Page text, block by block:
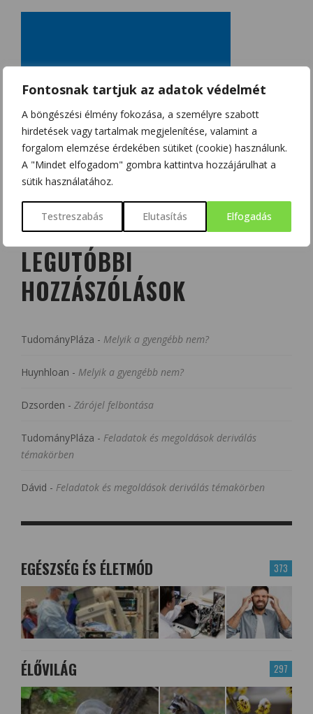
Fontosnak tartjuk az adatok védelmét
A böngészési élmény fokozása, a személyre szabott
hirdetések vagy tartalmak megjelenítése, valamint a
forgalom elemzése érdekében sütiket (cookie) használunk.
A "Mindet elfogadom" gombra kattintva hozzájárulhat a
sütik használatához.
Testreszabás Elutasítás Elfogadás
LEGUTÓBBI
HOZZÁSZÓLÁSOK
TudományPláza - Melyik a gyengébb nem?
Huynhloan - Melyik a gyengébb nem?
Dzsorden - Zárójel felbontása
TudományPláza - Feladatok és megoldások deriválás
témakörben
Dávid - Feladatok és megoldások deriválás témakörben
373
EGÉSZSÉG ÉS ÉLETMÓD
297
ÉLŐVILÁG